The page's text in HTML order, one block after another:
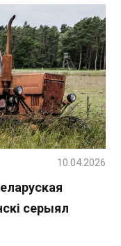
серыял
10.04.2026